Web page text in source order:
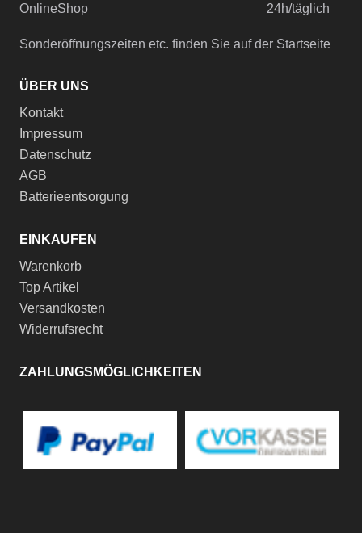
OnlineShop 24h/täglich
Sonderöffnungszeiten etc. finden Sie auf der Startseite
ÜBER UNS
Kontakt
Impressum
Datenschutz
AGB
Batterieentsorgung
EINKAUFEN
Warenkorb
Top Artikel
Versandkosten
Widerrufsrecht
ZAHLUNGSMÖGLICHKEITEN